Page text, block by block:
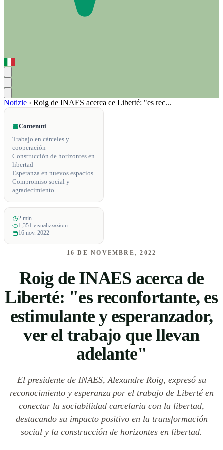
Notizie › Roig de INAES acerca de Liberté: "es rec...
Contenuti
Trabajo en cárceles y
cooperación
Construcción de horizontes en
libertad
Esperanza en nuevos espacios
Compromiso social y
agradecimiento
2 min
1,351 visualizzazioni
16 nov. 2022
16 DE NOVEMBRE, 2022
Roig de INAES acerca de
Liberté: "es reconfortante, es
estimulante y esperanzador,
ver el trabajo que llevan
adelante"
El presidente de INAES, Alexandre Roig, expresó su
reconocimiento y esperanza por el trabajo de Liberté en
conectar la sociabilidad carcelaria con la libertad,
destacando su impacto positivo en la transformación
social y la construcción de horizontes en libertad.